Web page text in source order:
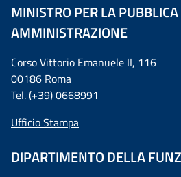
MINISTRO PER LA PUBBLICA
AMMINISTRAZIONE
Corso Vittorio Emanuele II, 116
00186 Roma
Tel. (+39) 0668991
Ufficio Stampa
DIPARTIMENTO DELLA